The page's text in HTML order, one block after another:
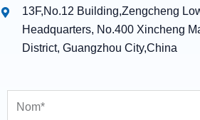
13F,No.12 Building,Zengcheng
Headquarters, No.400 Xincheng
District, Guangzhou City,China